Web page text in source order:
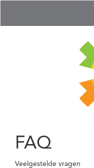
FAQ
Veelgestelde vragen